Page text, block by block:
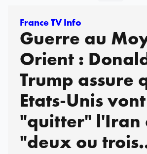
France TV Info
Guerre au
Orient :
Trump assure
Etats-Unis vont
"quitter" l'Iran
"deux ou trois